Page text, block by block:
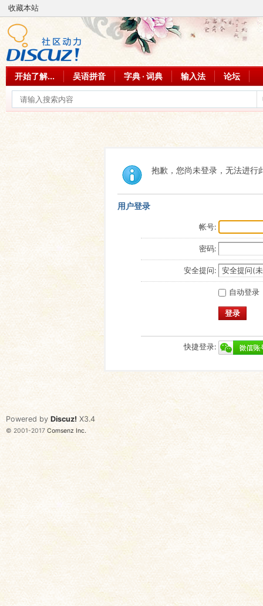
收藏本站
开始了解... 吴语拼音 字典 · 词典 输入法 论坛
抱歉，您尚未登录，无法进行
用户登录
帐号:
密码:
安全提问:
自动登录
登录
快捷登录:
Powered by Discuz! X3.4
© 2001-2017 Comsenz Inc.